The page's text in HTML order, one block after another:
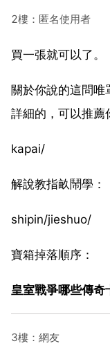
2樓：匿名使用者
買一張就可以了。
關於你說的這問
詳細的，可以推薦
kapai/
解說教指畝鬧學：
shipin/jieshuo/
寶箱掉落順序：
皇室戰爭哪些傳奇
3樓：網友